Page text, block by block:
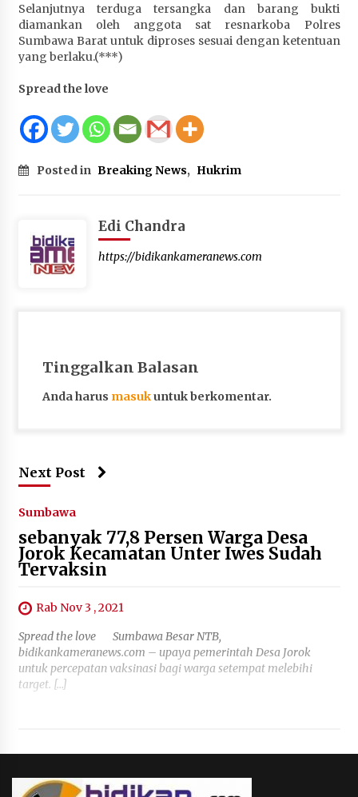
Selanjutnya terduga tersangka dan barang bukti
diamankan oleh anggota sat resnarkoba Polres
Sumbawa Barat untuk diproses sesuai dengan ketentuan
yang berlaku.(***)
Spread the love
Posted in Breaking News, Hukrim
Edi Chandra
https://bidikankameranews.com
Tinggalkan Balasan
Anda harus masukuntuk berkomentar.
Next Post
Sumbawa
sebanyak 77,8 Persen Warga Desa
Jorok Kecamatan Unter Iwes Sudah
Tervaksin
Rab Nov 3 , 2021
Spread the love Sumbawa Besar NTB,
bidikankameranews.com – upaya pemerintah Desa Jorok
untuk percepatan vaksinasi bagi warga setempat melebihi
target. […]